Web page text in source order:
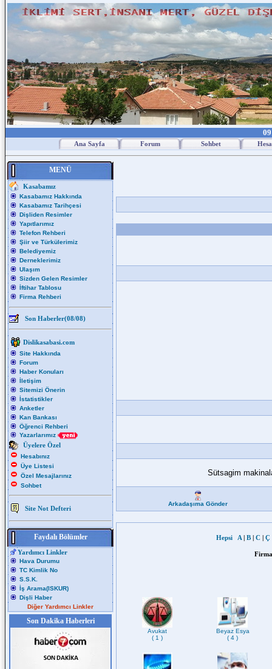
Ana Sayfa Forum Sohbet
MENÜ
Kasabamız
Kasabamız Hakkında
Kasabamız Tarihçesi
Dişliden Resimler
Yapıtlarımız
Telefon Rehberi
Şiir ve Türkülerimiz
Belediyemiz
Derneklerimiz
Ulaşım
Sizden Gelen Resimler
İftihar Tablosu
Firma Rehberi
Son Haberler(08/08)
Dislikasabasi.com
Site Hakkında
Forum
Haber Konuları
İletişim
Sitemizi Önerin
İstatistikler
Anketler
Kan Bankası
Öğrenci Rehberi
Yazarlarımız
Üyelere Özel
Hesabınız
Üye Listesi
Özel Mesajlarınız
Sohbet
Site Not Defteri
Faydalı Bölümler
Yardımcı Linkler
Hava Durumu
TC Kimlik No
S.S.K.
İş Arama(ISKUR)
Dişli Haber
Diğer Yardımcı Linkler
Son Dakika Haberleri
Sütsagim
Arkadaşıma Gönder
Hepsi A| B| C | Ç
Avukat
( 1 )
Beyaz Esya
( 4 )